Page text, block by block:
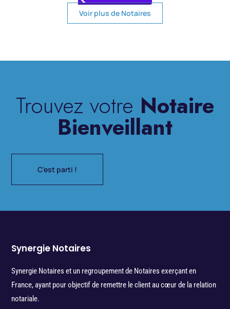
Voir plus de Notaires
Trouvez votre Notaire
Bienveillant
C'est parti !
Synergie Notaires
Synergie Notaires et un regroupement de Notaires exerçant en
France, ayant pour objectif de remettre le client au cœur de la relation
notariale.